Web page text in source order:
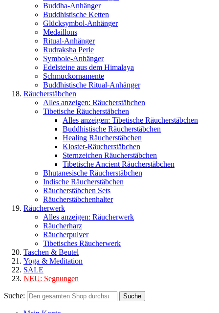
Buddha-Anhänger
Buddhistische Ketten
Glücksymbol-Anhänger
Medaillons
Ritual-Anhänger
Rudraksha Perle
Symbole-Anhänger
Edelsteine aus dem Himalaya
Schmuckornamente
Buddhistische Ritual-Anhänger
Räucherstäbchen
Alles anzeigen: Räucherstäbchen
Tibetische Räucherstäbchen
Alles anzeigen: Tibetische Räucherstäbchen
Buddhistische Räucherstäbchen
Healing Räucherstäbchen
Kloster-Räucherstäbchen
Sternzeichen Räucherstäbchen
Tibetische Ancient Räucherstäbchen
Bhutanesische Räucherstäbchen
Indische Räucherstäbchen
Räucherstäbchen Sets
Räucherstäbchenhalter
Räucherwerk
Alles anzeigen: Räucherwerk
Räucherharz
Räucherpulver
Tibetisches Räucherwerk
Taschen & Beutel
Yoga & Meditation
SALE
NEU: Segnungen
Suche: Suche